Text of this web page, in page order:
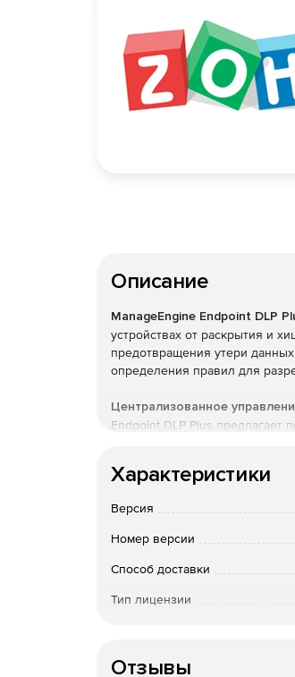
Описание
ManageEngine Endpoint DLP
устройствах от раскрытия и
предотвращения утери
определения правил для
Централизованное
Endpoint DLP Plus предлагает
Доступность многочисленных
возможностью удаленного
Endpoint DLP Plus позволяет
Улучшенные механизмы
Характеристики
Версия
Номер версии
Способ доставки
Тип лицензии
Отзывы